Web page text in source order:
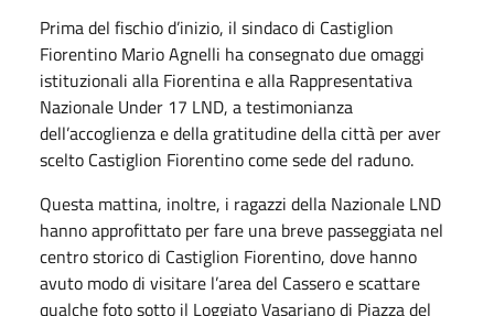
Prima del fischio d’inizio, il sindaco di Castiglion
Fiorentino Mario Agnelli ha consegnato due omaggi
istituzionali alla Fiorentina e alla Rappresentativa
Nazionale Under 17 LND, a testimonianza
dell’accoglienza e della gratitudine della città per aver
scelto Castiglion Fiorentino come sede del raduno.
Questa mattina, inoltre, i ragazzi della Nazionale LND
hanno approfittato per fare una breve passeggiata nel
centro storico di Castiglion Fiorentino, dove hanno
avuto modo di visitare l’area del Cassero e scattare
qualche foto sotto il Loggiato Vasariano di Piazza del